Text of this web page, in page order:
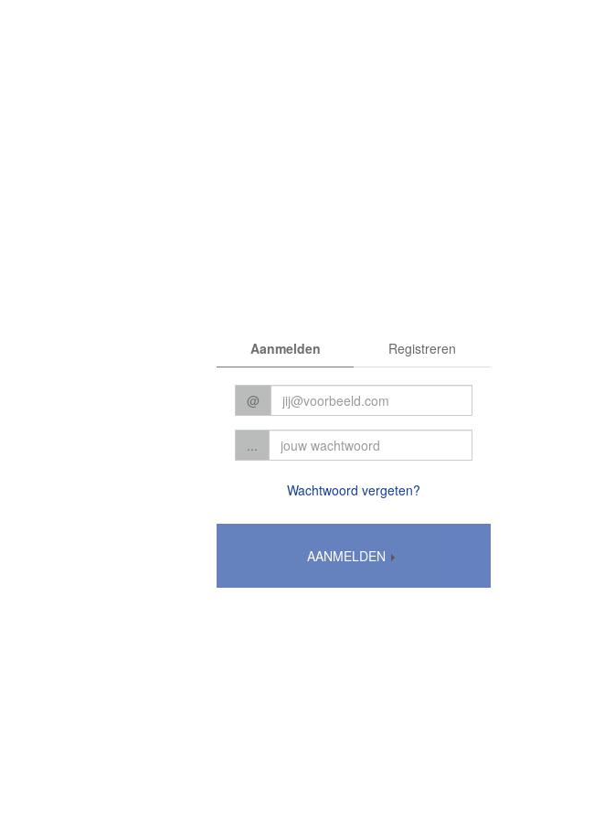
Aanmelden Registreren
@
...
Wachtwoord vergeten?
AANMELDEN
© 2026 CC Het Perron